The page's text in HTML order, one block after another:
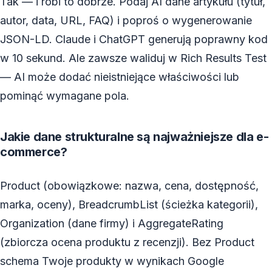
autor, data, URL, FAQ) i poproś o wygenerowanie
JSON-LD. Claude i ChatGPT generują poprawny kod
w 10 sekund. Ale zawsze waliduj w Rich Results Test
— AI może dodać nieistniejące właściwości lub
pominąć wymagane pola.
Jakie dane strukturalne są najważniejsze dla e-
commerce?
Product (obowiązkowe: nazwa, cena, dostępność,
marka, oceny), BreadcrumbList (ścieżka kategorii),
Organization (dane firmy) i AggregateRating
(zbiorcza ocena produktu z recenzji). Bez Product
schema Twoje produkty w wynikach Google